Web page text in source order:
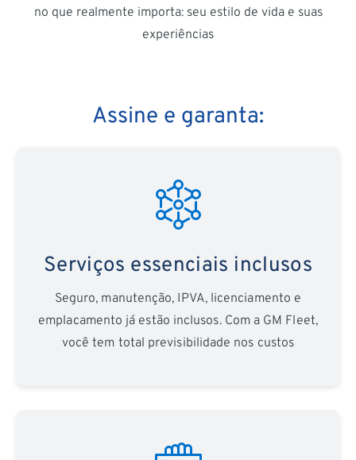
no que realmente importa: seu estilo de vida e suas
experiências
Assine e garanta:
Serviços essenciais inclusos
Seguro, manutenção, IPVA, licenciamento e
emplacamento já estão inclusos. Com a GM Fleet,
você tem total previsibilidade nos custos